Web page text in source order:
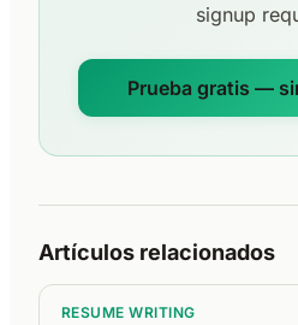
signup
Prueba gratis —
Artículos relacionados
RESUME WRITING